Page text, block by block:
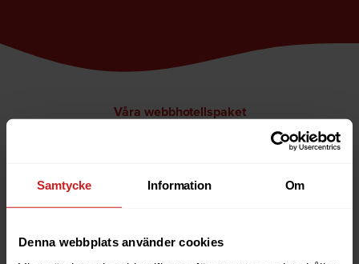
Samtycke Information Om
Denna webbplats använder cookies
Våra webbhotellspaket
Hur populär är din hemsida?